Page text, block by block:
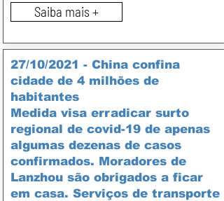
Saiba mais +
27/10/2021 - China confina
cidade de 4 milhões de
habitantes
Medida visa erradicar surto
regional de covid-19 de apenas
algumas dezenas de casos
confirmados. Moradores de
Lanzhou são obrigados a ficar
em casa. Serviços de transporte